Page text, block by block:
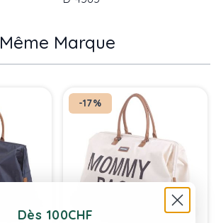
Même Marque
-17%
Dès 100CHF